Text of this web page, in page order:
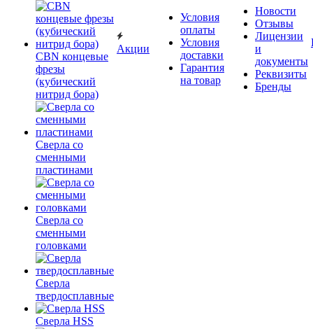
CBN концевые
фрезы
(кубический
нитрид бора)
Сверла со
сменными
пластинами
Сверла со
сменными
головками
Сверла
твердосплавные
Сверла HSS
Акции
Условия
оплаты
Условия
доставки
Гарантия
на товар
Новости
Отзывы
Лицензии
и
документы
Реквизиты
Бренды